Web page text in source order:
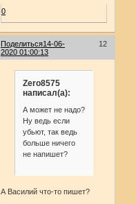
0
Поделиться 12
14-06-
2020 01:00:13
Zero8575
написал(а):
А может не надо?
Ну ведь если
убьют, так ведь
больше ничего
не напишет?
А Василий что-то пишет?